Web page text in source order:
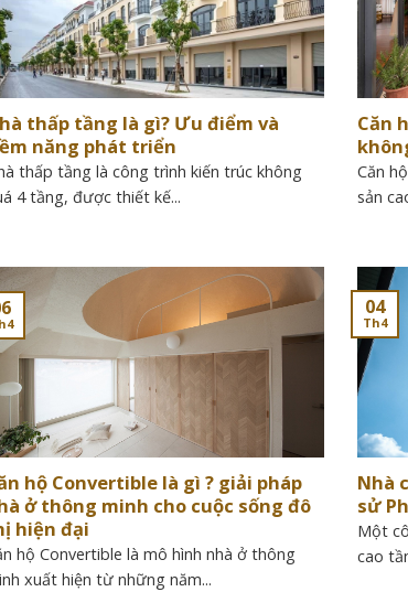
thấp tầng là gì? Ưu điểm và
năng phát triển
thấp tầng là công trình kiến trúc không
4 tầng, được thiết kế...
Căn
Căn
sản
hộ Convertible là gì ? giải pháp
ở thông minh cho cuộc sống đô
hiện đại
hộ Convertible là mô hình nhà ở thông
xuất hiện từ những năm...
Nhà
sử
Một
cao
04
Th4